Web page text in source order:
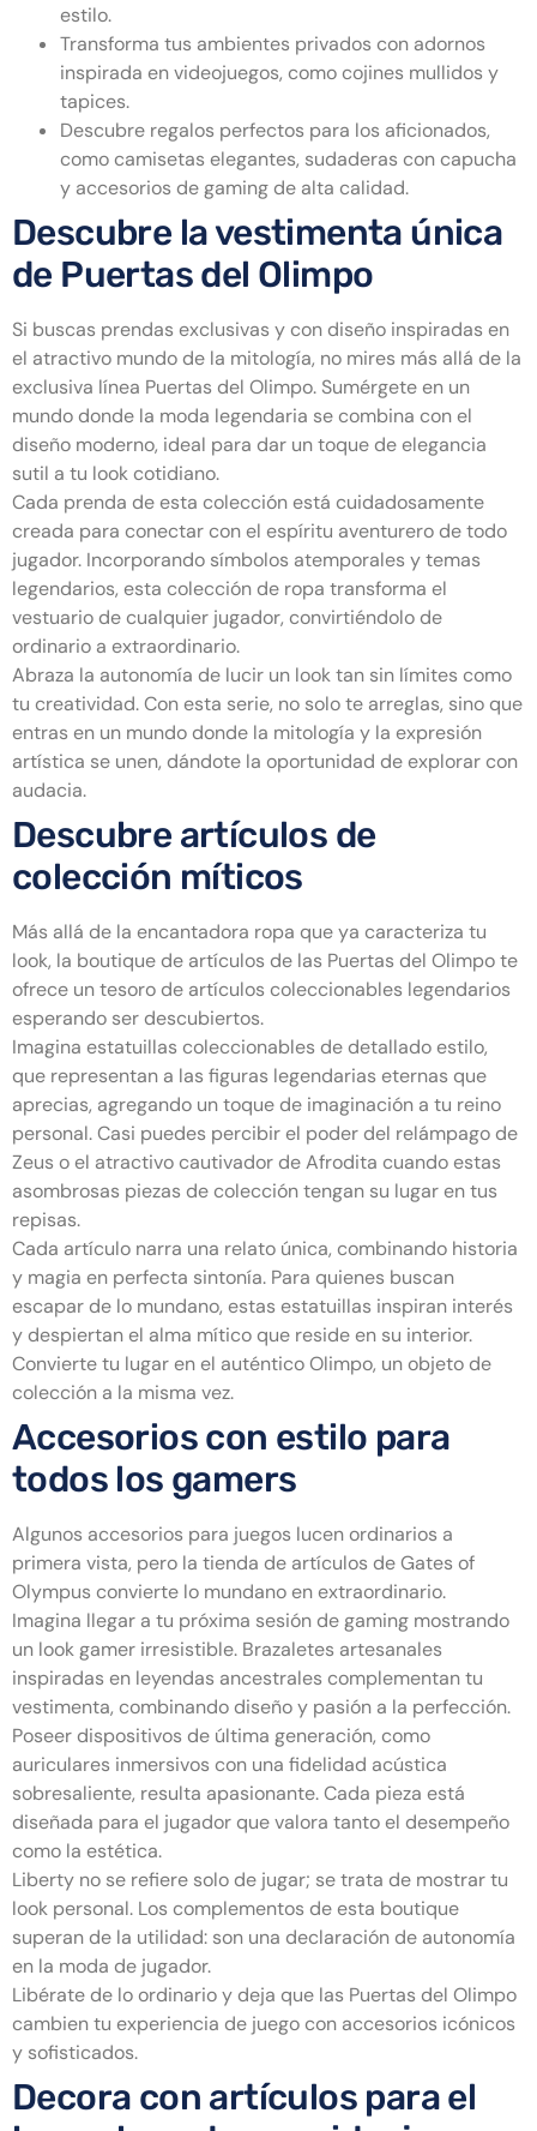
estilo.
Transforma tus ambientes privados con adornos
inspirada en videojuegos, como cojines mullidos y
tapices.
Descubre regalos perfectos para los aficionados,
como camisetas elegantes, sudaderas con capucha
y accesorios de gaming de alta calidad.
Descubre la vestimenta única
de Puertas del Olimpo
Si buscas prendas exclusivas y con diseño inspiradas en
el atractivo mundo de la mitología, no mires más allá de la
exclusiva línea Puertas del Olimpo. Sumérgete en un
mundo donde la moda legendaria se combina con el
diseño moderno, ideal para dar un toque de elegancia
sutil a tu look cotidiano.
Cada prenda de esta colección está cuidadosamente
creada para conectar con el espíritu aventurero de todo
jugador. Incorporando símbolos atemporales y temas
legendarios, esta colección de ropa transforma el
vestuario de cualquier jugador, convirtiéndolo de
ordinario a extraordinario.
Abraza la autonomía de lucir un look tan sin límites como
tu creatividad. Con esta serie, no solo te arreglas, sino que
entras en un mundo donde la mitología y la expresión
artística se unen, dándote la oportunidad de explorar con
audacia.
Descubre artículos de
colección míticos
Más allá de la encantadora ropa que ya caracteriza tu
look, la boutique de artículos de las Puertas del Olimpo te
ofrece un tesoro de artículos coleccionables legendarios
esperando ser descubiertos.
Imagina estatuillas coleccionables de detallado estilo,
que representan a las figuras legendarias eternas que
aprecias, agregando un toque de imaginación a tu reino
personal. Casi puedes percibir el poder del relámpago de
Zeus o el atractivo cautivador de Afrodita cuando estas
asombrosas piezas de colección tengan su lugar en tus
repisas.
Cada artículo narra una relato única, combinando historia
y magia en perfecta sintonía. Para quienes buscan
escapar de lo mundano, estas estatuillas inspiran interés
y despiertan el alma mítico que reside en su interior.
Convierte tu lugar en el auténtico Olimpo, un objeto de
colección a la misma vez.
Accesorios con estilo para
todos los gamers
Algunos accesorios para juegos lucen ordinarios a
primera vista, pero la tienda de artículos de Gates of
Olympus convierte lo mundano en extraordinario.
Imagina llegar a tu próxima sesión de gaming mostrando
un look gamer irresistible. Brazaletes artesanales
inspiradas en leyendas ancestrales complementan tu
vestimenta, combinando diseño y pasión a la perfección.
Poseer dispositivos de última generación, como
auriculares inmersivos con una fidelidad acústica
sobresaliente, resulta apasionante. Cada pieza está
diseñada para el jugador que valora tanto el desempeño
como la estética.
Liberty no se refiere solo de jugar; se trata de mostrar tu
look personal. Los complementos de esta boutique
superan de la utilidad: son una declaración de autonomía
en la moda de jugador.
Libérate de lo ordinario y deja que las Puertas del Olimpo
cambien tu experiencia de juego con accesorios icónicos
y sofisticados.
Decora con artículos para el